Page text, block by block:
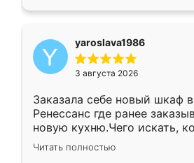
yaroslava1986
3 августа 2026
Заказала себе новый шкаф
Ренессанс где ранее
новую кухню.Чего искать,
вполне довольна. Служит
два года, нареканий нет.
Читать полностью